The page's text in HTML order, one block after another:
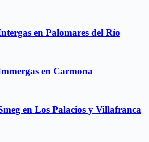
en Palomares del Río
en Carmona
en Los Palacios y Villafranca